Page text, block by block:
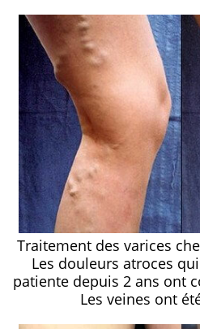
Traitement des varices
Les douleurs atroces
patiente depuis 2 ans ont
Les veines ont